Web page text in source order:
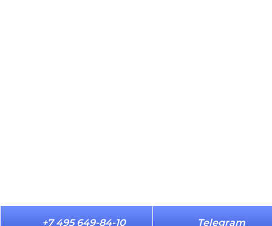
+7 495 649-84-10 Telegram